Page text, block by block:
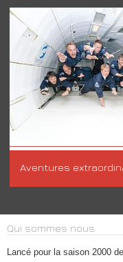
Aventures
Qui sommes nous
Lancé pour la saison 2000